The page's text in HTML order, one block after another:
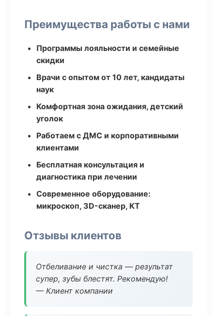
Преимущества работы с нами
Программы лояльности и семейные
скидки
Врачи с опытом от 10 лет, кандидаты
наук
Комфортная зона ожидания, детский
уголок
Работаем с ДМС и корпоративными
клиентами
Бесплатная консультация и
диагностика при лечении
Современное оборудование:
микроскоп, 3D-сканер, КТ
Отзывы клиентов
Отбеливание и чистка — результат
супер, зубы блестят. Рекомендую!
— Клиент компании